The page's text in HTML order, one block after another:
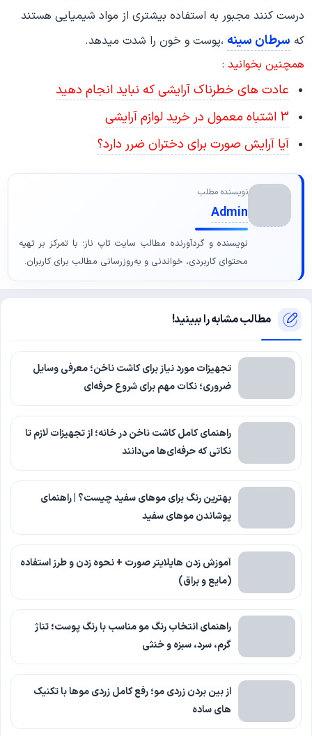
درست کنند مجبور به استفاده بیشتری از مواد شیمیایی هستند
که سرطان سینه ،پوست و خون را شدت میدهد.
همچنین بخوانید :
عادت های خطرناک آرایشی که نباید انجام دهید
3 اشتباه معمول در خرید لوازم آرایشی
آیا آرایش صورت برای دختران ضرر دارد؟
نویسنده مطلب
Admin
نویسنده و گردآورنده مطالب سایت تاپ ناز؛ با تمرکز بر تهیه
محتوای کاربردی، خواندنی و به‌روزرسانی مطالب برای کاربران.
مطالب مشابه را ببینید!
تجهیزات مورد نیاز برای کاشت ناخن؛ معرفی وسایل
ضروری؛ نکات مهم برای شروع حرفه‌ای
راهنمای کامل کاشت ناخن در خانه؛ از تجهیزات لازم تا
نکاتی که حرفه‌ای‌ها می‌دانند
بهترین رنگ برای موهای سفید چیست؟ | راهنمای
پوشاندن موهای سفید
آموزش زدن هایلایتر صورت + نحوه زدن و طرز استفاده
(مایع و براق)
راهنمای انتخاب رنگ مو مناسب با رنگ پوست؛ تناژ
گرم، سرد، سبزه و خنثی
از بین بردن زردی مو؛ رفع کامل زردی موها با تکنیک
های ساده